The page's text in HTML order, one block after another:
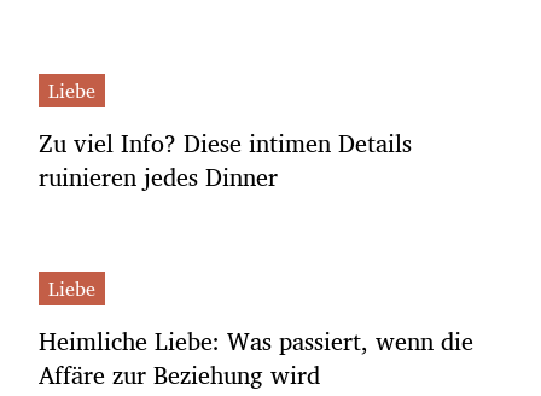
Liebe
Zu viel Info? Diese intimen Details
ruinieren jedes Dinner
Liebe
Heimliche Liebe: Was passiert, wenn die
Affäre zur Beziehung wird